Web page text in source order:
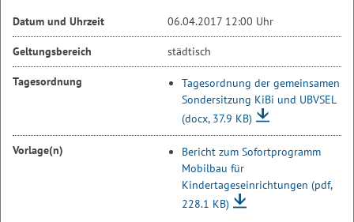
Datum und Uhrzeit 06.04.2017 12:00 Uhr
Geltungsbereich städtisch
Tagesordnung
Tagesordnung der gemeinsamen
Sondersitzung KiBi und UBVSEL
(docx, 37.9 KB)
Vorlage(n)
Bericht zum Sofortprogramm
Mobilbau für
Kindertageseinrichtungen (pdf,
228.1 KB)